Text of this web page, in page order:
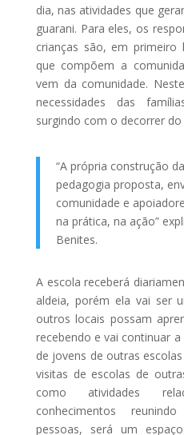
dia, nas atividades que
guarani. Para eles, os
crianças são, em
que compõem a
vem da comunidade.
necessidades das
surgindo com o decorrer
“A própria construção
pedagogia proposta,
comunidade e
na prática, na ação”
Benites.
A escola receberá
aldeia, porém ela vai ser
outros locais possam
recebendo e vai continuar
de jovens de outras
visitas de escolas de
como atividades
conhecimentos
pessoas, será um